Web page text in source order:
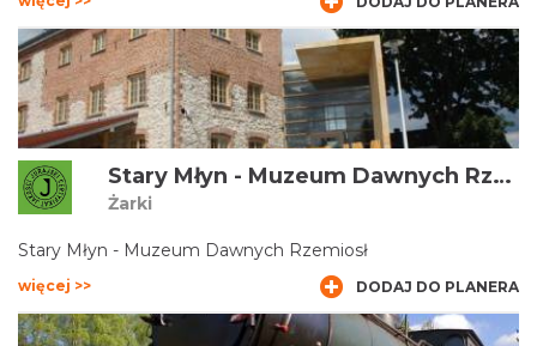
Stary Młyn - Muzeum Dawnych Rzemiosł
Żarki
Stary Młyn - Muzeum Dawnych Rzemiosł
więcej >> DODAJ DO PLANERA